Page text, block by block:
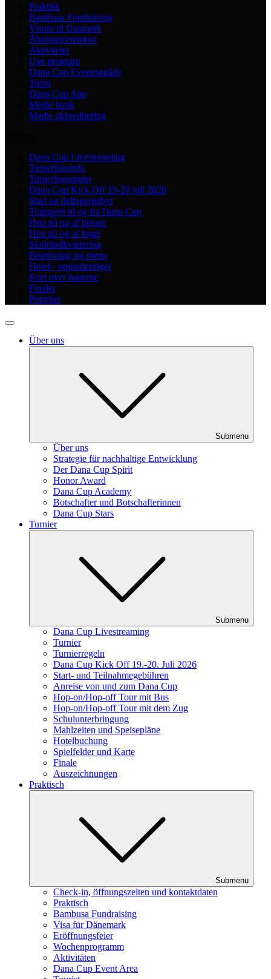
Praktisk
Bambusa Fundraising
Visum til Danmark
Åbningsceremoni
Aktiviteter
Uge program
Dana Cup Eventområde
Turist
Dana Cup App
Medie bank
Medie akkreditering
Dana Cup Livestreaming
Turneringsinfo
Turneringsregler
Dana Cup Kick Off 19-20 juli 2026
Start og deltagergebyr
Transport til og fra Dana Cup
Hop på og af busser
Hop på og af toget
Skoleindkvartering
Bespisning og menu
Hotel - opgraderinger
Kort over banerne
Finaler
Præmier
Über uns
Submenu
Über uns
Strategie für nachhaltige Entwicklung
Der Dana Cup Spirit
Honor Award
Dana Cup Academy
Botschafter und Botschafterinnen
Dana Cup Stars
Turnier
Submenu
Dana Cup Livestreaming
Turnier
Turnierregeln
Dana Cup Kick Off 19.-20. Juli 2026
Start- und Teilnahmegebühren
Anreise von und zum Dana Cup
Hop-on/Hop-off Tour mit Bus
Hop-on/Hop-off Tour mit dem Zug
Schulunterbringung
Mahlzeiten und Speisepläne
Hotelbuchung
Spielfelder und Karte
Finale
Auszeichnungen
Praktisch
Submenu
Check-in, öffnungszeiten und kontaktdaten
Praktisch
Bambusa Fundraising
Visa für Dänemark
Eröffnungsfeier
Wochenprogramm
Aktivitäten
Dana Cup Event Area